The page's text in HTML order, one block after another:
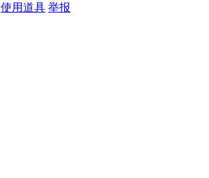
使用道具 举报